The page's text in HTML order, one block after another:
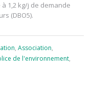
1,2 kg/j de demande
(DBO5).
, Association,
de l'environnement,